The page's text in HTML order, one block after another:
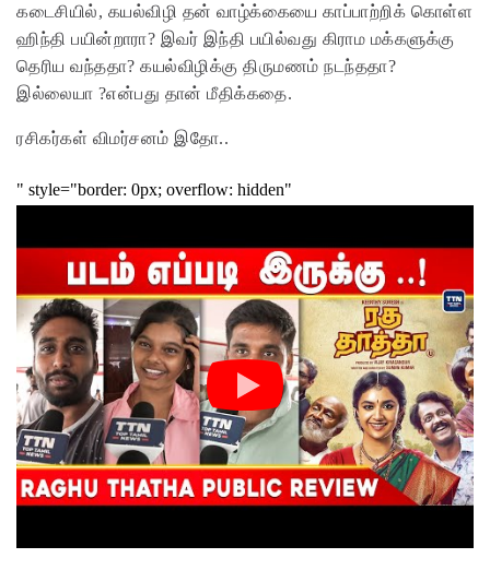
கடைசியில், கயல்விழி தன் வாழ்க்கையை காப்பாற்றிக் கொள்ள
ஹிந்தி பயின்றாரா? இவர் இந்தி பயில்வது கிராம மக்களுக்கு
தெரிய வந்ததா? கயல்விழிக்கு திருமணம் நடந்ததா?
இல்லையா ?என்பது தான் மீதிக்கதை.
ரசிகர்கள் விமர்சனம் இதோ..